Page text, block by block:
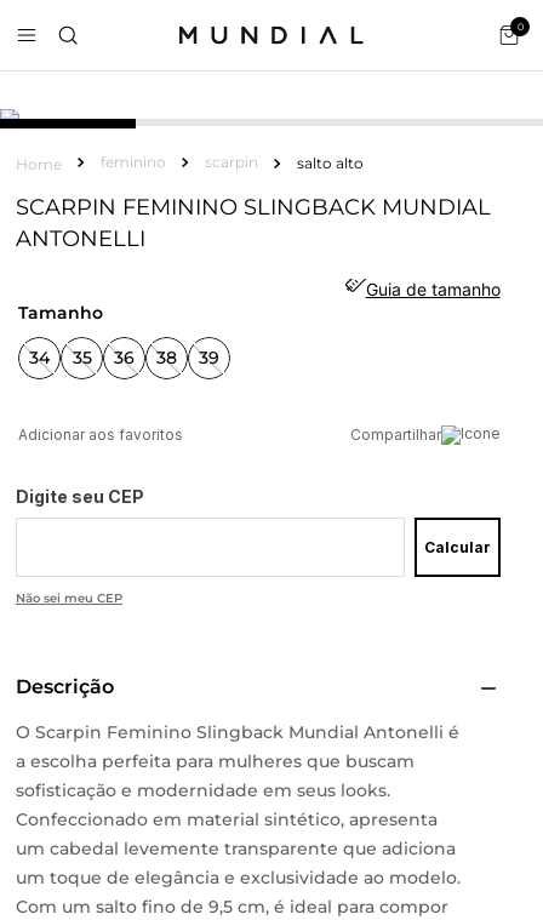
0
feminino scarpin salto alto
SCARPIN FEMININO SLINGBACK MUNDIAL
ANTONELLI
Guia de tamanho
tamanho
34 35 36 38 39
Compartilhar
Digite seu CEP
Calcular
Não sei meu CEP
Descrição
O Scarpin Feminino Slingback Mundial Antonelli é
a escolha perfeita para mulheres que buscam
sofisticação e modernidade em seus looks.
Confeccionado em material sintético, apresenta
um cabedal levemente transparente que adiciona
um toque de elegância e exclusividade ao modelo.
Com um salto fino de 9,5 cm, é ideal para compor